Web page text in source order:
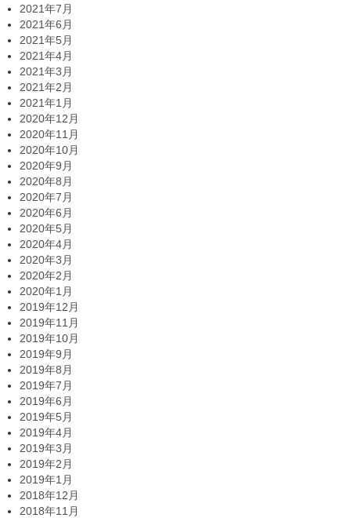
2021年7月
2021年6月
2021年5月
2021年4月
2021年3月
2021年2月
2021年1月
2020年12月
2020年11月
2020年10月
2020年9月
2020年8月
2020年7月
2020年6月
2020年5月
2020年4月
2020年3月
2020年2月
2020年1月
2019年12月
2019年11月
2019年10月
2019年9月
2019年8月
2019年7月
2019年6月
2019年5月
2019年4月
2019年3月
2019年2月
2019年1月
2018年12月
2018年11月